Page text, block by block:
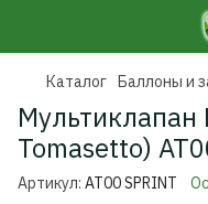
Каталог Баллоны и
Мультиклапан
Tomasetto)
Артикул: AT00 SPRINT